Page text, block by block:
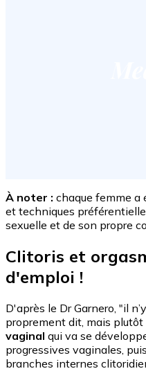
À noter : chaque femme a
et techniques
sexuelle et de son propre
Clitoris et
d'emploi !
D'après le Dr Garnero, "il
proprement dit, mais plutôt
vaginal qui va se
progressives vaginales,
branches internes